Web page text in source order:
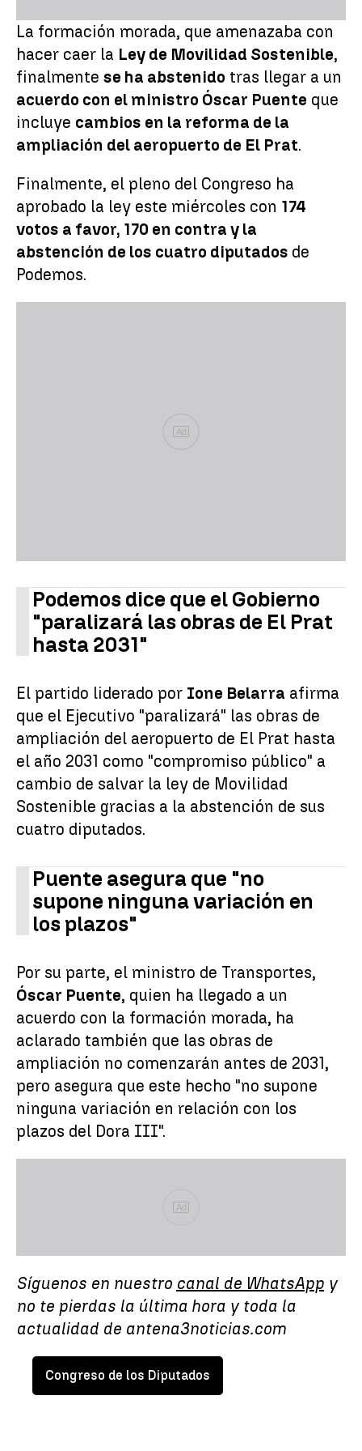
La formación morada, que amenazaba con
hacer caer la Ley de Movilidad Sostenible,
finalmente se ha abstenido tras llegar a un
acuerdo con el ministro Óscar Puente que
incluye cambios en la reforma de la
ampliación del aeropuerto de El Prat.
Finalmente, el pleno del Congreso ha
aprobado la ley este miércoles con 174
votos a favor, 170 en contra y la
abstención de los cuatro diputados de
Podemos.
Ad
Podemos dice que el Gobierno
"paralizará las obras de El Prat
hasta 2031"
El partido liderado por Ione Belarra afirma
que el Ejecutivo "paralizará" las obras de
ampliación del aeropuerto de El Prat hasta
el año 2031 como "compromiso público" a
cambio de salvar la ley de Movilidad
Sostenible gracias a la abstención de sus
cuatro diputados.
Puente asegura que "no
supone ninguna variación en
los plazos"
Por su parte, el ministro de Transportes,
Óscar Puente, quien ha llegado a un
acuerdo con la formación morada, ha
aclarado también que las obras de
ampliación no comenzarán antes de 2031,
pero asegura que este hecho "no supone
ninguna variación en relación con los
plazos del Dora III".
Ad
Síguenos en nuestro canal de WhatsApp y
no te pierdas la última hora y toda la
actualidad de antena3noticias.com
Congreso de los Diputados